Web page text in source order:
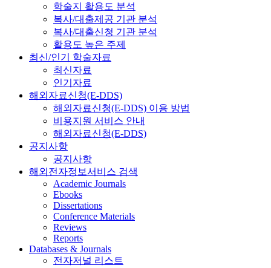
학술지 활용도 분석
복사/대출제공 기관 분석
복사/대출신청 기관 분석
활용도 높은 주제
최신/인기 학술자료
최신자료
인기자료
해외자료신청(E-DDS)
해외자료신청(E-DDS) 이용 방법
비용지원 서비스 안내
해외자료신청(E-DDS)
공지사항
공지사항
해외전자정보서비스 검색
Academic Journals
Ebooks
Dissertations
Conference Materials
Reviews
Reports
Databases & Journals
전자저널 리스트